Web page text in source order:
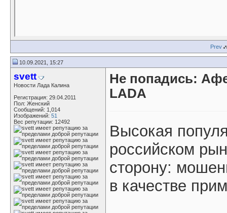
Prev
10.09.2021, 15:27
svett
Новости Лада Калина
Регистрация: 29.04.2011
Пол: Женский
Сообщений: 1,014
Изображений: 51
Вес репутации: 12492
Не попадись:
LADA
Высокая
российском
сторону:
в качестве